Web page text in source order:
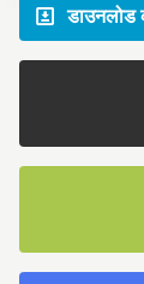
डाउनलोड